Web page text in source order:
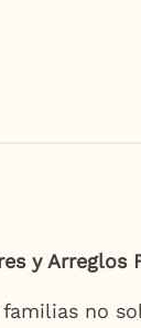
y Arreglos
no